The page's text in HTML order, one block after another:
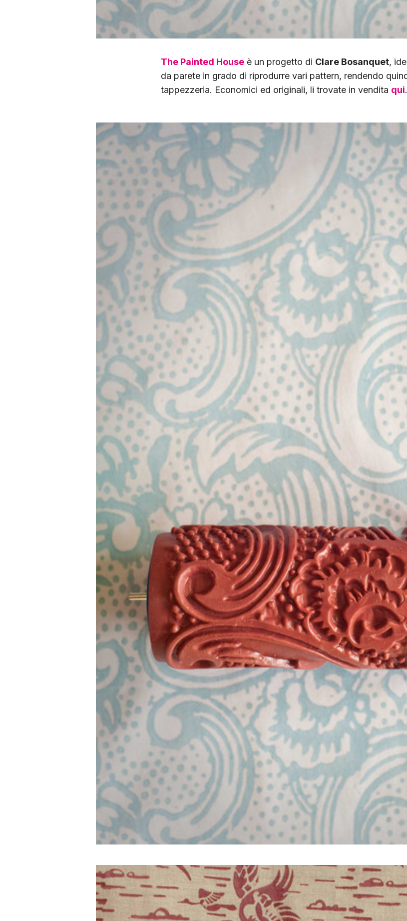
The Painted House è un progetto di Clare Bosanquet,
da parete in grado di riprodurre vari pattern, rendendo
tappezzeria. Economici ed originali, li trovate in vendita qui.